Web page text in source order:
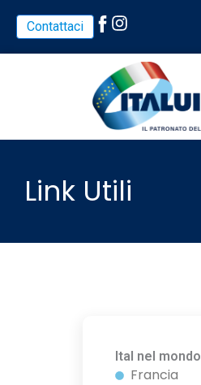
contenuto
Contattaci
Link Utili
Ital nel mondo
Francia